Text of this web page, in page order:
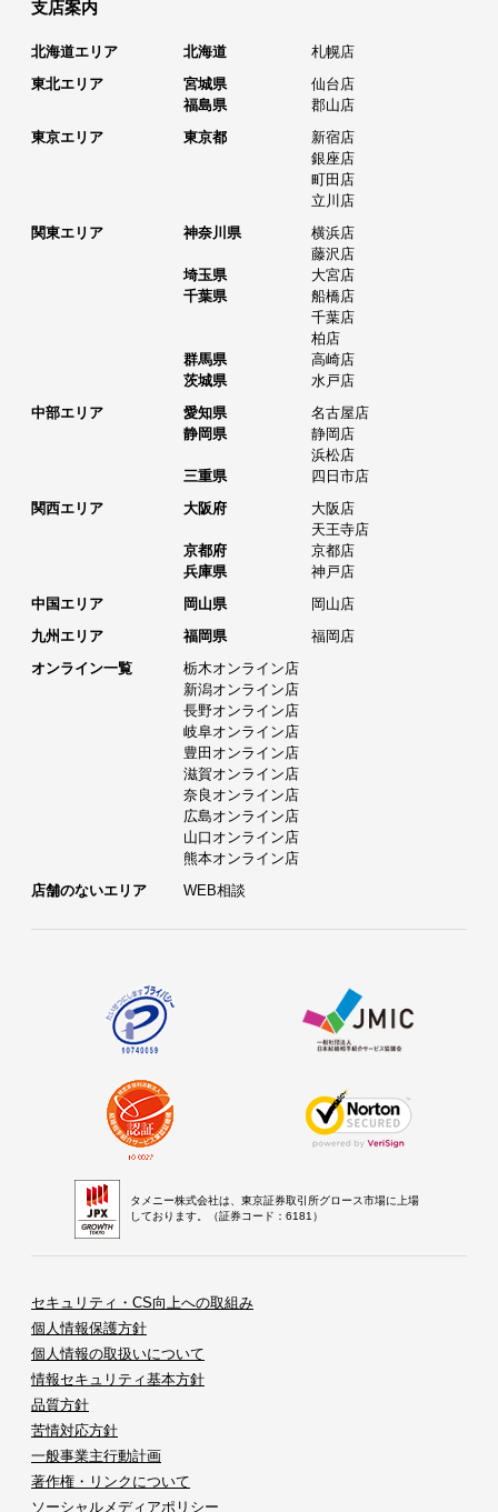
支店案内
北海道エリア 北海道
札幌店
東北エリア
宮城県
仙台店
福島県
郡山店
東京エリア
東京都
新宿店
銀座店
町田店
立川店
関東エリア
神奈川県
横浜店
藤沢店
埼玉県
大宮店
千葉県
船橋店
千葉店
柏店
群馬県
高崎店
茨城県
水戸店
中部エリア
愛知県
名古屋店
静岡県
静岡店
浜松店
三重県
四日市店
関西エリア
大阪府
大阪店
天王寺店
京都府
京都店
兵庫県
神戸店
中国エリア
岡山県
岡山店
九州エリア
福岡県
福岡店
オンライン一覧
栃木オンライン店
新潟オンライン店
長野オンライン店
岐阜オンライン店
豊田オンライン店
滋賀オンライン店
奈良オンライン店
広島オンライン店
山口オンライン店
熊本オンライン店
店舗のないエリア
WEB相談
タメニー株式会社は、東京証券取引所グロース市場に上場
しております。（証券コード：6181）
セキュリティ・CS向上への取組み
個人情報保護方針
個人情報の取扱いについて
情報セキュリティ基本方針
品質方針
苦情対応方針
一般事業主行動計画
著作権・リンクについて
ソーシャルメディアポリシー